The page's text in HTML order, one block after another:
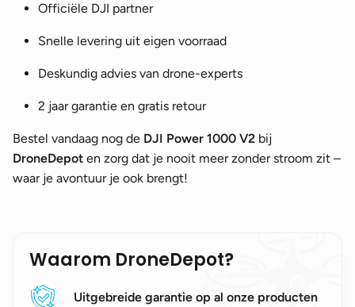
Officiële DJI partner
Snelle levering uit eigen voorraad
Deskundig advies van drone-experts
2 jaar garantie en gratis retour
Bestel vandaag nog de DJI Power 1000 V2 bij
DroneDepot en zorg dat je nooit meer zonder stroom zit –
waar je avontuur je ook brengt!
Waarom DroneDepot?
Uitgebreide garantie op al onze producten